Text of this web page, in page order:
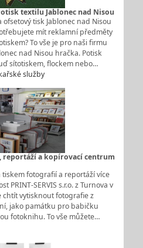
textilu Jablonec nad Nisou
ofsetový tisk Jablonec nad Nisou
mít reklamní předměty
To vše je pro naši firmu
nad Nisou hračka. Potisk
sítotiskem, flockem nebo…
služby
a kopírovací centrum
tiskem fotografií a reportáží více
PRINT-SERVIS s.r.o. z Turnova v
chtít vytisknout fotografie z
jako památku pro babičku
fotoknihu. To vše můžete…